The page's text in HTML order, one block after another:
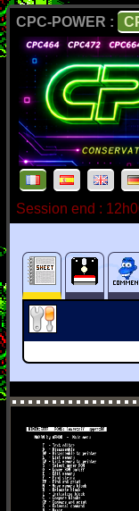
CPC-POWER :
Session end :